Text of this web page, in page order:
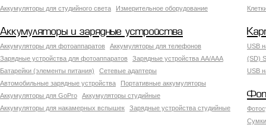
Аккумуляторы для студийного света
Измерительное оборудование
Аккумуляторы и зарядные устройства
Аккумуляторы для фотоаппаратов
Аккумуляторы для телефонов
Зарядные устройства для фотоаппаратов
Зарядные устройства AA/AAA
Батарейки (элементы питания)
Сетевые адаптеры
Автомобильные зарядные устройства
Портативные аккумуляторы
Аккумуляторы для GoPro
Аккумуляторы студийные
Аккумуляторы для накамерных вспышек
Зарядные устройства студийные
USB
(SD)
USB